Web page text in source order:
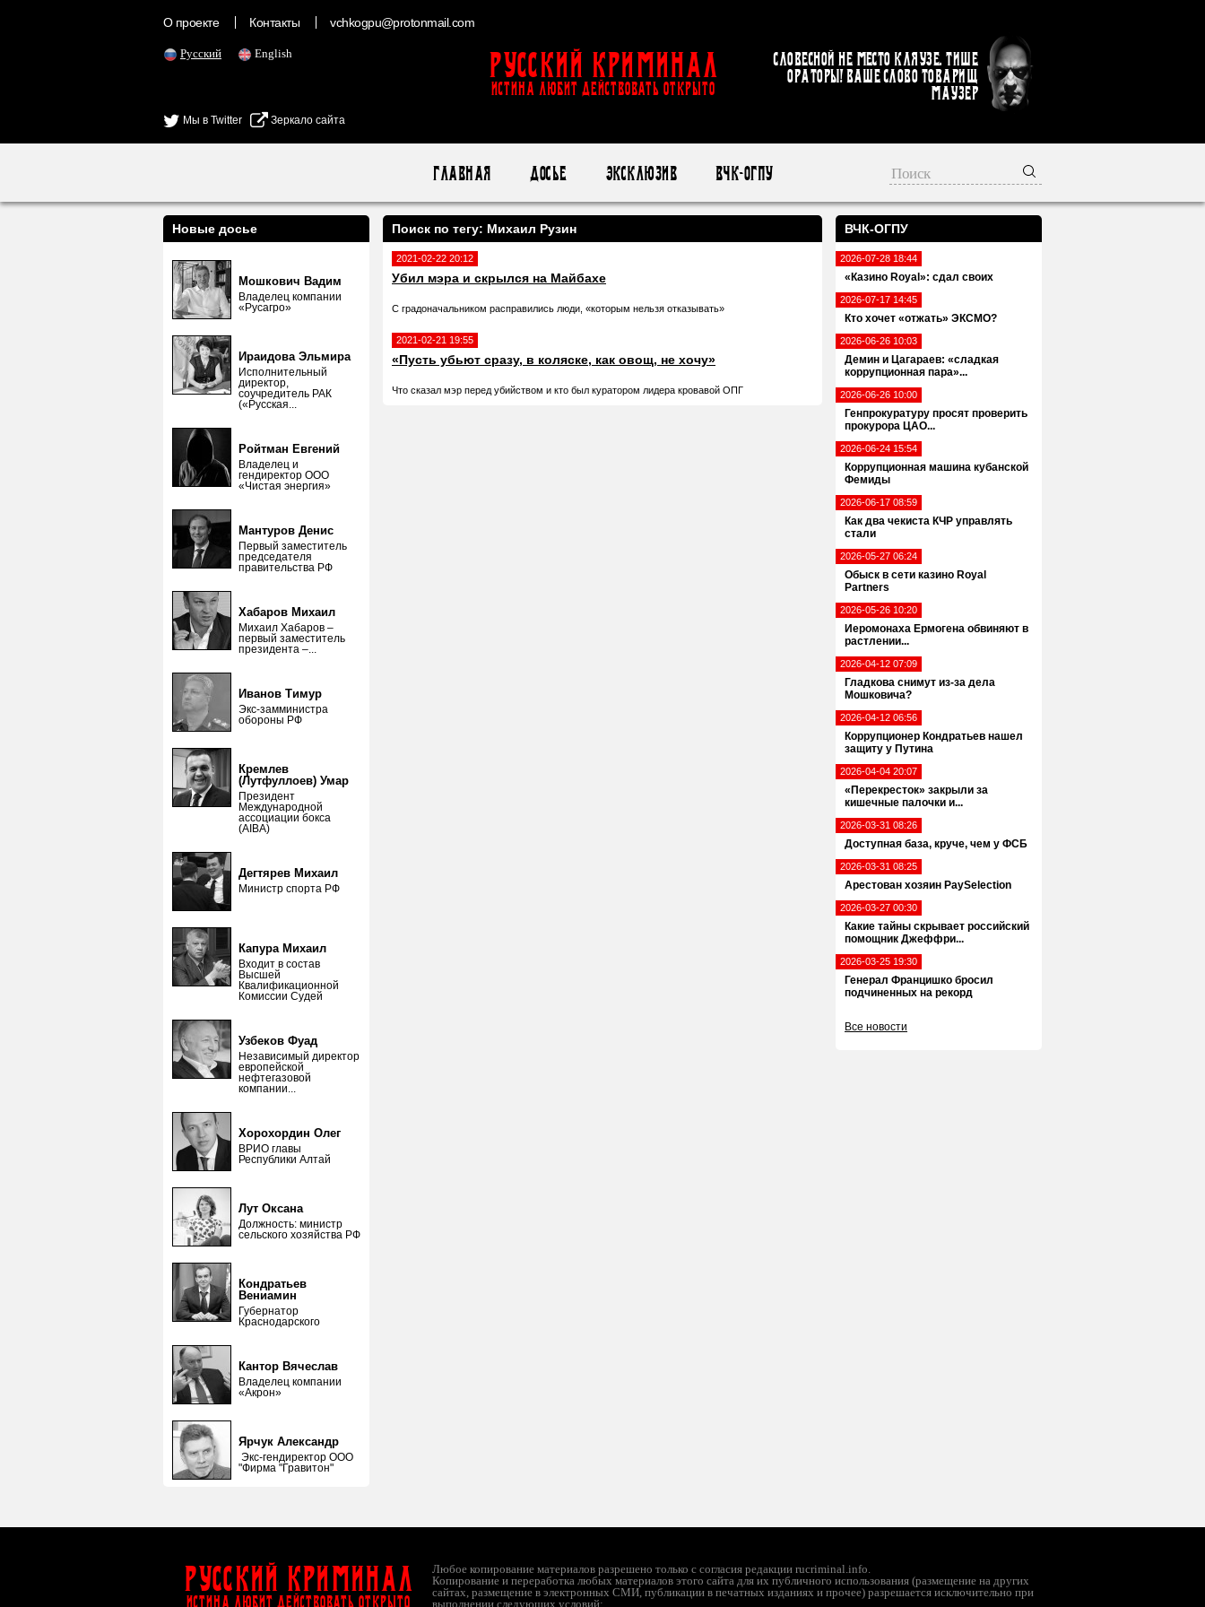
О проекте Контакты vchkogpu@protonmail.com
Русский English
Мы в Twitter Зеркало сайта
Русский Криминал
ИСТИНА ЛЮБИТ ДЕЙСТВОВАТЬ ОТКРЫТО
Словесной не место кляузе. Тише
ораторы! Ваше слово товарищ
Маузер
Главная Досье Эксклюзив ВЧК-ОГПУ
ВЧК-ОГПУ
2026-07-28 18:44
«Казино Royal»: сдал своих
2026-07-17 14:45
Кто хочет «отжать» ЭКСМО?
2026-06-26 10:03
Демин и Цагараев: «сладкая
коррупционная пара»...
2026-06-26 10:00
Генпрокуратуру просят проверить
прокурора ЦАО...
2026-06-24 15:54
Коррупционная машина кубанской
Фемиды
2026-06-17 08:59
Как два чекиста КЧР управлять
стали
2026-05-27 06:24
Обыск в сети казино Royal
Partners
2026-05-26 10:20
Иеромонаха Ермогена обвиняют в
растлении...
2026-04-12 07:09
Гладкова снимут из-за дела
Мошковича?
2026-04-12 06:56
Коррупционер Кондратьев нашел
защиту у Путина
2026-04-04 20:07
«Перекресток» закрыли за
кишечные палочки и...
2026-03-31 08:26
Доступная база, круче, чем у ФСБ
2026-03-31 08:25
Арестован хозяин PaySelection
2026-03-27 00:30
Какие тайны скрывает российский
помощник Джеффри...
2026-03-25 19:30
Генерал Францишко бросил
подчиненных на рекорд
Все новости
Новые досье
Мошкович Вадим
Владелец компании
«Русагро»
Ираидова Эльмира
Исполнительный
директор,
соучредитель РАК
(«Русская...
Ройтман Евгений
Владелец и
гендиректор ООО
«Чистая энергия»
Мантуров Денис
Первый заместитель
председателя
правительства РФ
Хабаров Михаил
Михаил Хабаров –
первый заместитель
президента –...
Иванов Тимур
Экс-замминистра
обороны РФ
Кремлев
(Лутфуллоев) Умар
Президент
Международной
ассоциации бокса
(AIBA)
Дегтярев Михаил
Министр спорта РФ
Капура Михаил
Входит в состав
Высшей
Квалификационной
Комиссии Судей
Узбеков Фуад
Независимый директор
европейской
нефтегазовой
компании...
Хорохордин Олег
ВРИО главы
Республики Алтай
Лут Оксана
Должность: министр
сельского хозяйства РФ
Кондратьев
Вениамин
Губернатор
Краснодарского
Кантор Вячеслав
Владелец компании
«Акрон»
Ярчук Александр
Экс-гендиректор ООО
"Фирма "Гравитон"
Поиск по тегу: Михаил Рузин
2021-02-22 20:12
Убил мэра и скрылся на Майбахе
С градоначальником расправились люди, «которым нельзя отказывать»
2021-02-21 19:55
«Пусть убьют сразу, в коляске, как овощ, не хочу»
Что сказал мэр перед убийством и кто был куратором лидера кровавой ОПГ
Русский Криминал
ИСТИНА ЛЮБИТ ДЕЙСТВОВАТЬ ОТКРЫТО
Любое копирование материалов разрешено только с согласия редакции rucriminal.info.
Копирование и переработка любых материалов этого сайта для их публичного использования (размещение на других
сайтах, размещение в электронных СМИ, публикации в печатных изданиях и прочее) разрешается исключительно при
выполнении следующих условий: